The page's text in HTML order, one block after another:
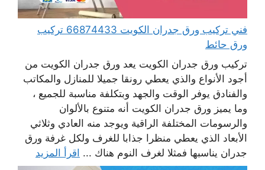
فني تركيب ورق جدران الكويت 66874433 تركيب
ورق حائط
تركيب ورق جدران الكويت يعد ورق جدران الكويت من
أجود الأنواع والذي يعطي رونقا جميلا للمنازل والمكاتب
والفنادق يوفر الوقت والجهد وبتكلفة مناسبة للجميع ،
وما يميز ورق جدران الكويت أنه متنوع بالألوان
والرسومات المختلفة الراقية ويوجد منه العادي وثلاثي
الأبعاد الذي يعطي منظرا جذابا للغرف ولكل غرفة ورق
جدران يناسبها فمثلا لغرف النوم هناك ... اقرأ المزيد